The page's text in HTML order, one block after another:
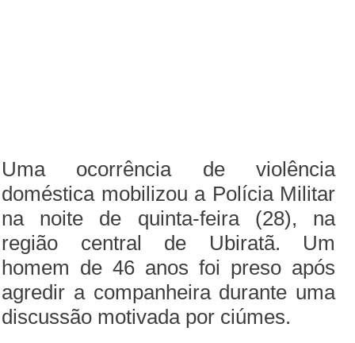
Uma ocorrência de violência
doméstica mobilizou a Polícia Militar
na noite de quinta-feira (28), na
região central de Ubiratã. Um
homem de 46 anos foi preso após
agredir a companheira durante uma
discussão motivada por ciúmes.